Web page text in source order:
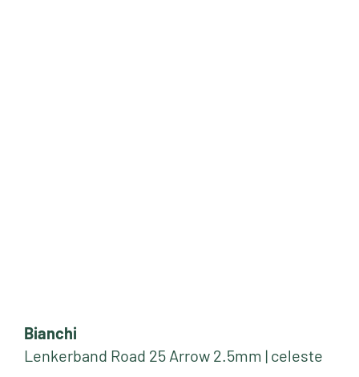
Bianchi
Lenkerband Road 25 Arrow 2.5mm | celeste